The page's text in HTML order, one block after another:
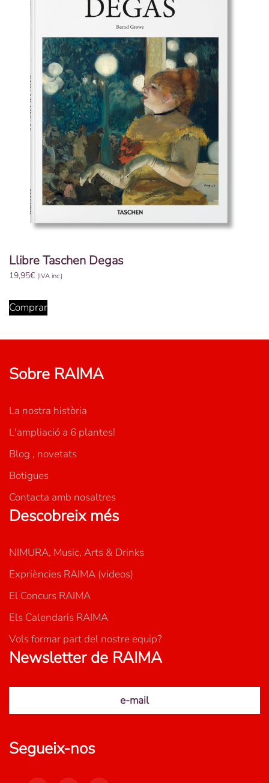
Llibre Taschen Degas
19,95€ (IVA inc.)
Comprar
Sobre RAIMA
La nostra història
L'ampliació a 6 plantes!
Blog , novetats
Botigues
Contacta amb nosaltres
Descobreix més
NIMURA, Music, Arts & Drinks
Expriències RAIMA (videos)
El Concurs RAIMA
Els Calendaris RAIMA
Vols formar part del nostre equip?
Newsletter de RAIMA
e-mail
Segueix-nos